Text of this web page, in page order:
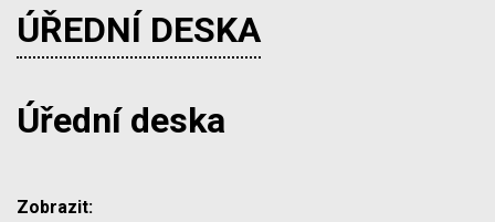
ÚŘEDNÍ DESKA
Úřední deska
Zobrazit: